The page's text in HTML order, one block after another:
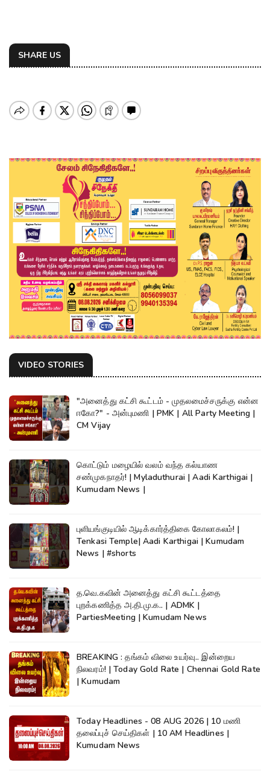
SHARE US
VIDEO STORIES
"அனைத்து கட்சி கூட்டம் - முதலமைச்சருக்கு என்ன
ஈகோ?" - அன்புமணி | PMK | All Party Meeting |
CM Vijay
கொட்டும் மழையில் வலம் வந்த கல்யாண
சண்முகநாதர்! | Myladuthurai | Aadi Karthigai |
Kumudam News |
புளியங்குடியில் ஆடிக்கார்த்திகை கோலாகலம்! |
Tenkasi Temple| Aadi Karthigai | Kumudam
News | #shorts
த.வெ.கவின் அனைத்து கட்சி கூட்டத்தை
புறக்கணித்த அ.தி.மு.க.. | ADMK |
PartiesMeeting | Kumudam News
BREAKING : தங்கம் விலை உயர்வு.. இன்றைய
நிலவரம்! | Today Gold Rate | Chennai Gold Rate
| Kumudam
Today Headlines - 08 AUG 2026 | 10 மணி
தலைப்புச் செய்திகள் | 10 AM Headlines |
Kumudam News